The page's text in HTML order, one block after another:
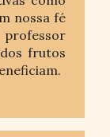
nossa fé
frutos